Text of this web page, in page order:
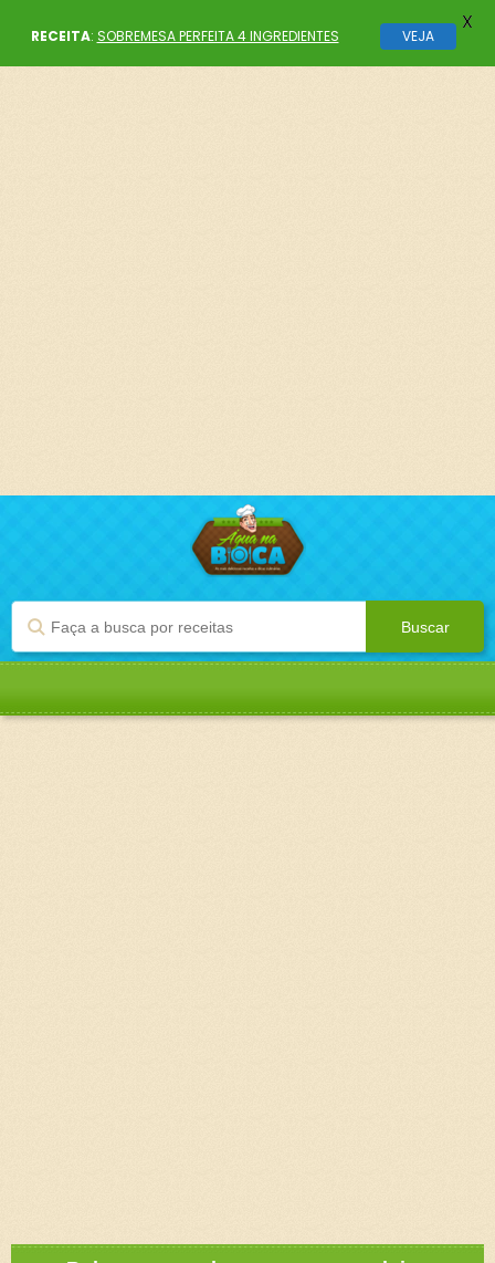
RECEITA: SOBREMESA PERFEITA 4 INGREDIENTES VEJA
X